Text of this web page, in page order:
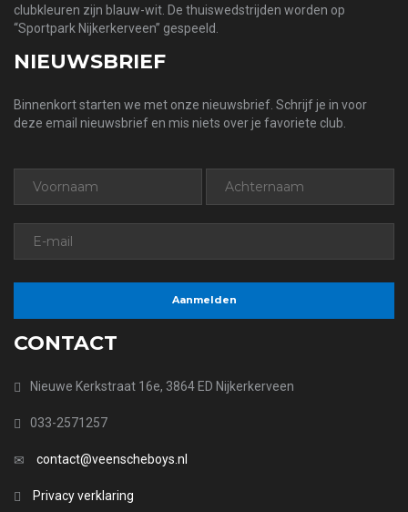
clubkleuren zijn blauw-wit. De thuiswedstrijden worden op
“Sportpark Nijkerkerveen” gespeeld.
NIEUWSBRIEF
Binnenkort starten we met onze nieuwsbrief. Schrijf je in voor
deze email nieuwsbrief en mis niets over je favoriete club.
CONTACT
Nieuwe Kerkstraat 16e, 3864 ED Nijkerkerveen
033-2571257
contact@veenscheboys.nl
Privacy verklaring